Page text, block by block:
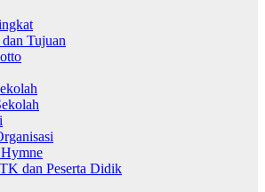
Tujuan
dan Peserta Didik